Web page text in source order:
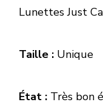
Lunettes Just
Taille : Unique
État : Très bon